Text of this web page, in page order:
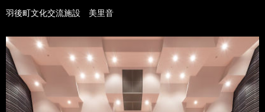
羽後町文化交流施設 美里音